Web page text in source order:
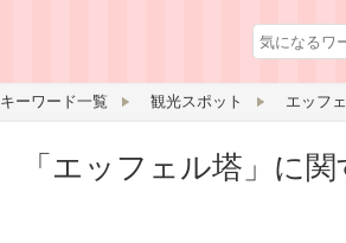
キーワード一覧 観光スポット エッフ
「エッフェル塔」に